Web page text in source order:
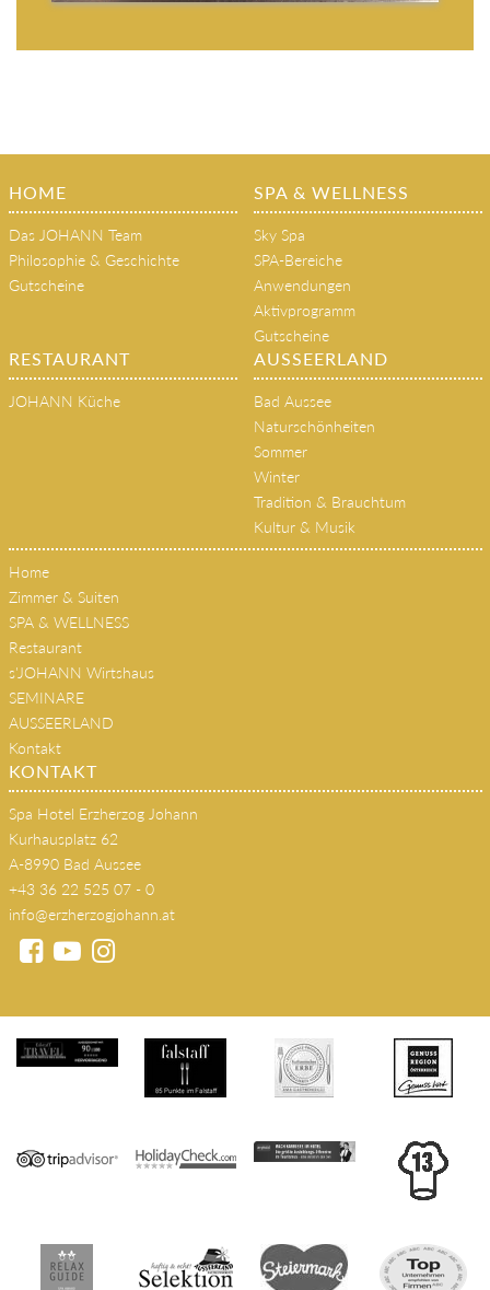
HOME
Das JOHANN Team
Philosophie & Geschichte
Gutscheine
SPA & WELLNESS
Sky Spa
SPA-Bereiche
Anwendungen
Aktivprogramm
Gutscheine
RESTAURANT
JOHANN Küche
AUSSEERLAND
Bad Aussee
Naturschönheiten
Sommer
Winter
Tradition & Brauchtum
Kultur & Musik
Home
Zimmer & Suiten
SPA & WELLNESS
Restaurant
s'JOHANN Wirtshaus
SEMINARE
AUSSEERLAND
Kontakt
KONTAKT
Spa Hotel Erzherzog Johann
Kurhausplatz 62
A-8990 Bad Aussee
+43 36 22 525 07 - 0
info@erzherzogjohann.at